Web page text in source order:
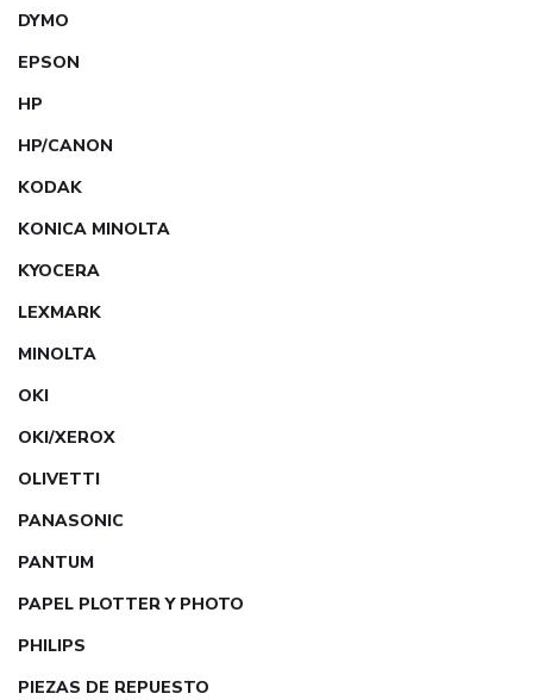
DYMO
EPSON
HP
HP/CANON
KODAK
KONICA MINOLTA
KYOCERA
LEXMARK
MINOLTA
OKI
OKI/XEROX
OLIVETTI
PANASONIC
PANTUM
PAPEL PLOTTER Y PHOTO
PHILIPS
PIEZAS DE REPUESTO